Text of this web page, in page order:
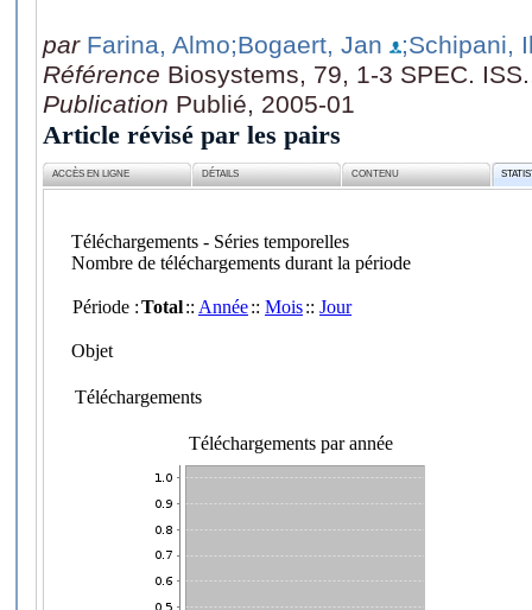
par Farina, Almo;Bogaert, Jan
;Schipani,
Référence Biosystems, 79, 1-3 SPEC.
Publication Publié, 2005-01
Article révisé par les pairs
ACCÈS EN LIGNE DÉTAILS CONTENU